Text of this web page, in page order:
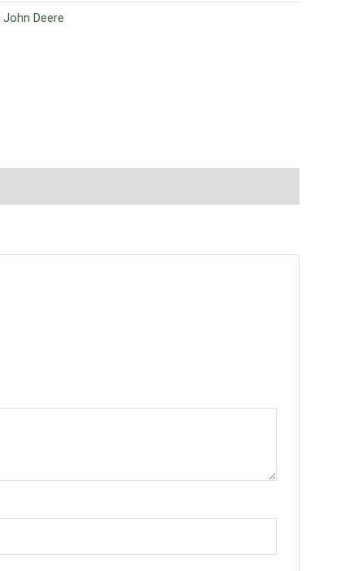
John Deere